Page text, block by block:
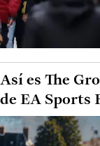
Así es The
de EA Sports